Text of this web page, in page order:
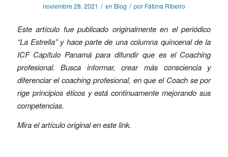
noviembre 28, 2021 / en Blog / por Fátima Ribeiro
Este artículo fue publicado originalmente en el periódico
“La Estrella” y hace parte de una columna quincenal de la
ICF Capítulo Panamá para difundir que es el Coaching
profesional. Busca informar, crear más consciencia y
diferenciar el coaching profesional, en que el Coach se por
rige principios éticos y está continuamente mejorando sus
competencias.
Mira el artículo original en estelink.